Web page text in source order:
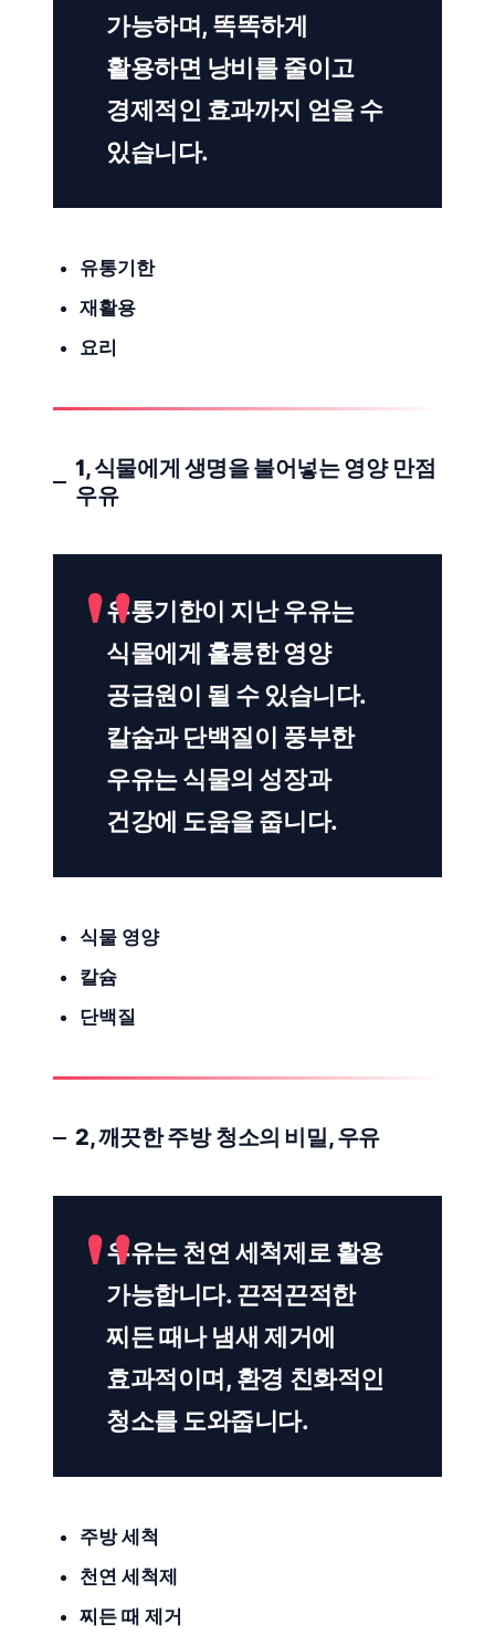
가능하며, 똑똑하게
활용하면 낭비를 줄이고
경제적인 효과까지 얻을 수
있습니다.
유통기한
재활용
요리
1, 식물에게 생명을 불어넣는영양 만점
우유
유통기한이 지난 우유는
식물에게 훌륭한 영양
공급원이 될 수 있습니다.
칼슘과 단백질이 풍부한
우유는 식물의 성장과
건강에 도움을 줍니다.
식물 영양
칼슘
단백질
2, 깨끗한주방 청소의 비밀, 우유
우유는 천연 세척제로 활용
가능합니다. 끈적끈적한
찌든 때나 냄새 제거에
효과적이며, 환경 친화적인
청소를 도와줍니다.
주방 세척
천연 세척제
찌든 때 제거